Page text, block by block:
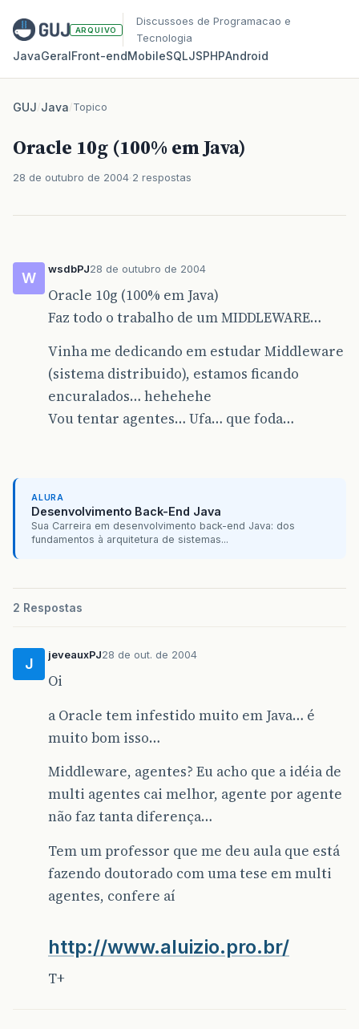
ARQUIVO
Discussoes de Programacao e
Tecnologia
JavaGeralFront‑endMobileSQLJSPHPAndroid
GUJ/Java/Topico
Oracle 10g (100% em Java)
28 de outubro de 2004 2 respostas
W
wsdbPJ28 de outubro de 2004
Oracle 10g (100% em Java)
Faz todo o trabalho de um MIDDLEWARE…
Vinha me dedicando em estudar Middleware
(sistema distribuido), estamos ficando
encuralados… hehehehe
Vou tentar agentes… Ufa… que foda…
ALURA
Desenvolvimento Back-End Java
Sua Carreira em desenvolvimento back-end Java: dos
fundamentos à arquitetura de sistemas...
2 Respostas
J
jeveauxPJ28 de out. de 2004
Oi
a Oracle tem infestido muito em Java… é
muito bom isso…
Middleware, agentes? Eu acho que a idéia de
multi agentes cai melhor, agente por agente
não faz tanta diferença…
Tem um professor que me deu aula que está
fazendo doutorado com uma tese em multi
agentes, confere aí
http://www.aluizio.pro.br/
T+